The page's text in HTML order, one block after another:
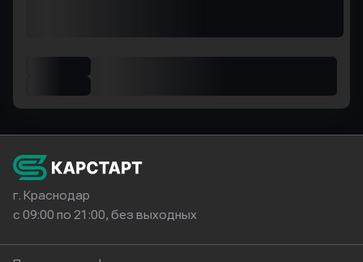
г. Краснодар
с 09:00 по 21:00, без выходных